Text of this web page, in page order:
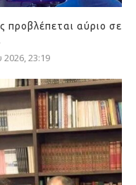
προβλέπεται αύριο σε
23:19